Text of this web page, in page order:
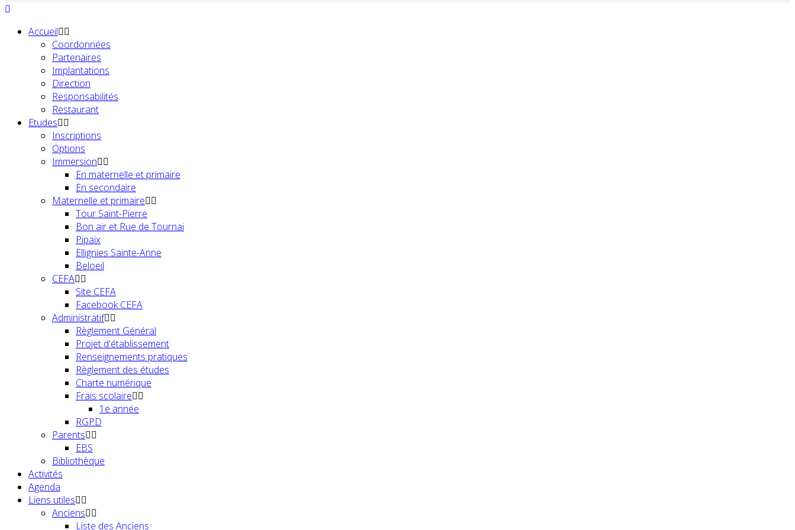
Accueil
Coordonnées
Partenaires
Implantations
Direction
Responsabilités
Restaurant
Etudes
Inscriptions
Options
Immersion
En maternelle et primaire
En secondaire
Maternelle et primaire
Tour Saint-Pierre
Bon air et Rue de Tournai
Pipaix
Ellignies Sainte-Anne
Beloeil
CEFA
Site CEFA
Facebook CEFA
Administratif
Règlement Général
Projet d'établissement
Renseignements pratiques
Règlement des études
Charte numérique
Frais scolaire
1e année
RGPD
Parents
EBS
Bibliothèque
Activités
Agenda
Liens utiles
Anciens
Liste des Anciens